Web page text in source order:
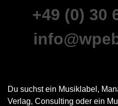
+49 (0) 30
Du suchst ein Musiklabel,
Verlag, Consulting oder ein